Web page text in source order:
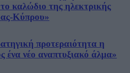
καλώδιο της ηλεκτρικής
Κύπρου»
προτεραιότητα η
ένα νέο αναπτυξιακό άλμα»